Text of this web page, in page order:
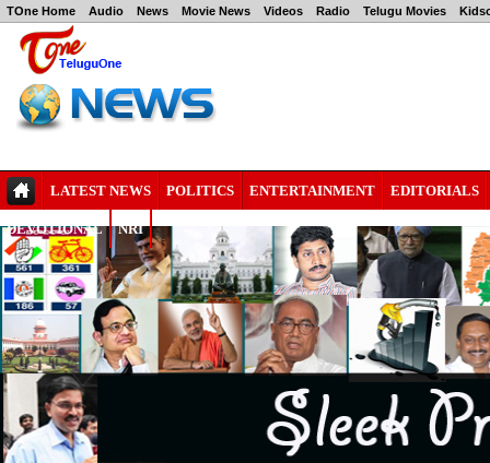
TOne Home Audio News Movie News Videos Radio Telugu Movies
LATEST NEWS POLITICS ENTERTAINMENT EDITORIALS
DEVOTIONAL NRI